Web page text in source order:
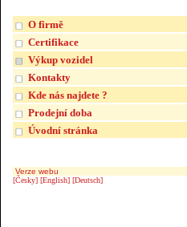
O firmě
Certifikace
Výkup vozidel
Kontakty
Kde nás najdete ?
Prodejní doba
Úvodní stránka
Verze webu
[Česky] [English] [Deutsch]